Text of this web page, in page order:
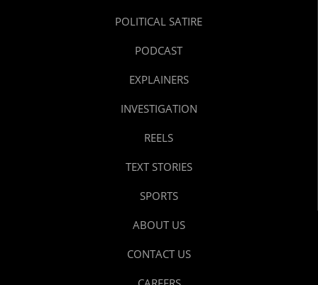
POLITICAL SATIRE
PODCAST
EXPLAINERS
INVESTIGATION
REELS
TEXT STORIES
SPORTS
ABOUT US
CONTACT US